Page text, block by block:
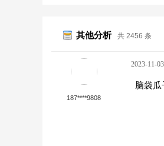
其他分析 共 2456 条
187****9808
2023-11-
脑袋瓜